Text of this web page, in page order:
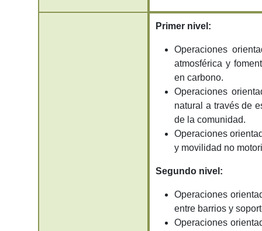
Primer nivel:
Operaciones
atmosférica y
en carbono.
Operaciones
natural a través de
de la comunidad.
Operaciones
y movilidad no
Segundo nivel:
Operaciones
entre barrios y
Operaciones